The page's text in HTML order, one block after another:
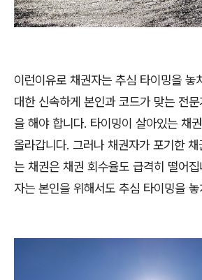
이런이유로 채권자는 추심 타이밍을 놓
대한 신속하게 본인과 코드가 맞는 전
을 해야 합니다. 타이밍이 살아있는 채
올라갑니다. 그러나 채권자가 포기한
는 채권은 채권 회수율도 급격히 떨어
자는 본인을 위해서도 추심 타이밍을